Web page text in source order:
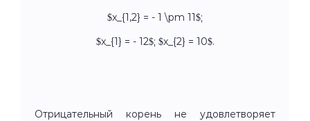
$x_{1,2} = - 1 \pm 11$;
$x_{1} = - 12$; $x_{2} = 10$.
Отрицательный корень не удовлетворяет